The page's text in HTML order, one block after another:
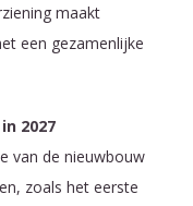
maakt
een gezamenlijke
2027
van de nieuwbouw
zoals het eerste